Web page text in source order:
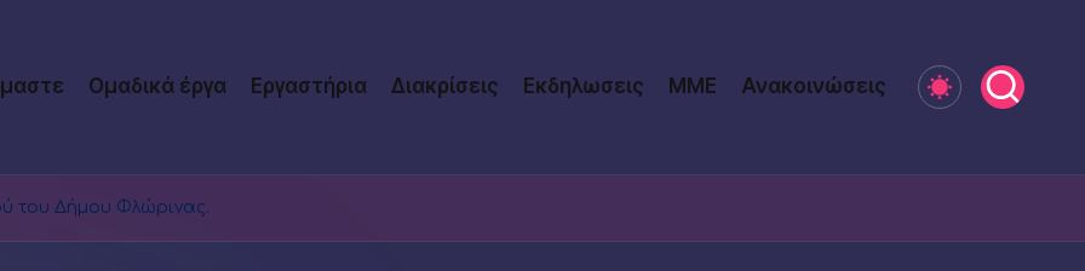
Ομαδικά έργα Εργαστήρια Διακρίσεις Εκδηλωσεις ΜΜΕ Ανακοινώσεις
του Δήμου Φλώρινας.